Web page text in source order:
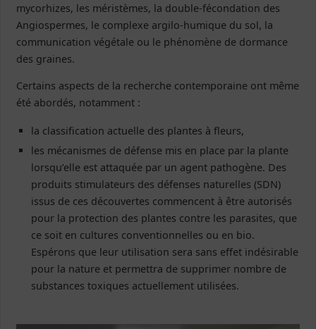
mycorhizes, les méristèmes, la double-fécondation des
Angiospermes, le complexe argilo-humique du sol, la
communication végétale ou le phénomène de dormance
des graines.
Certains aspects de la recherche contemporaine ont même
été abordés, notamment :
la classification actuelle des plantes à fleurs,
les mécanismes de défense mis en place par la plante
lorsqu’elle est attaquée par un agent pathogène. Des
produits stimulateurs des défenses naturelles (SDN)
issus de ces découvertes commencent à être autorisés
pour la protection des plantes contre les parasites, que
ce soit en cultures conventionnelles ou en bio.
Espérons que leur utilisation sera sans effet indésirable
pour la nature et permettra de supprimer nombre de
substances toxiques actuellement utilisées.